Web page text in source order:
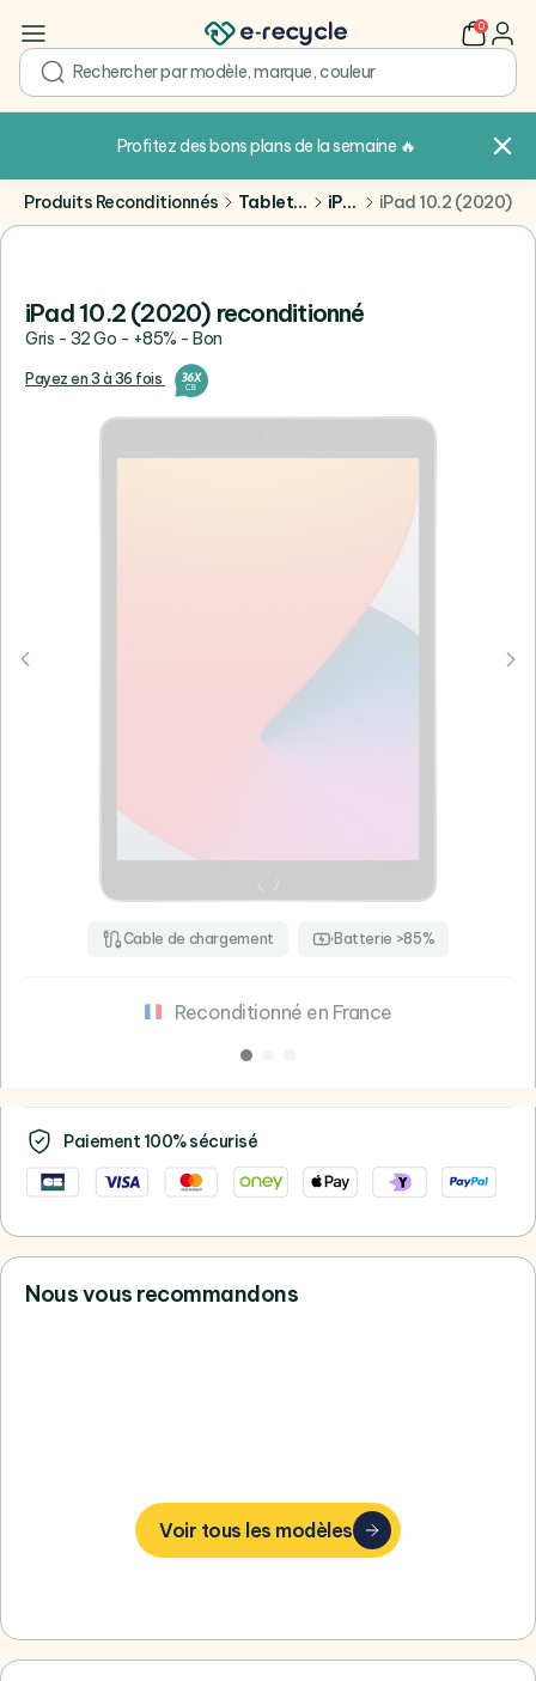
search
0 user
Profitez des bons plans de la semaine 🔥
Produits Reconditionnés Tablettes iPad iPad 10.2 (2020)
iPad 10.2 (2020) reconditionné
Gris - 32 Go - +85% - Bon
Payez en 3 à 36 fois
Cable de chargement Batterie >85%
Reconditionné en France
Paiement 100% sécurisé
Nous vous recommandons
Voir tous les modèles